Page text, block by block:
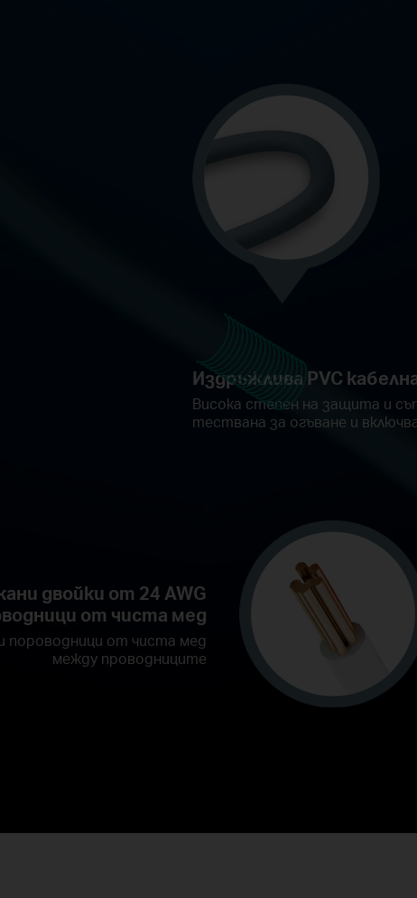
Издръжлива PVC
Висока степен на защита и
тествана за огъване и
двойки от 24 AWG
от чиста мед
пороводници от чиста мед
между проводниците